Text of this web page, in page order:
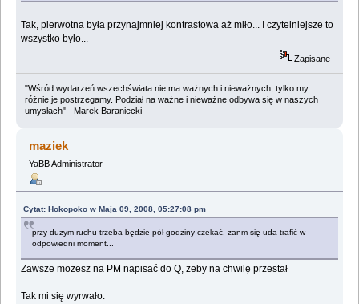
Tak, pierwotna była przynajmniej kontrastowa aż miło... I czytelniejsze to
wszystko było...
Zapisane
"Wśród wydarzeń wszechświata nie ma ważnych i nieważnych, tylko my
różnie je postrzegamy. Podział na ważne i nieważne odbywa się w naszych
umysłach" - Marek Baraniecki
maziek
YaBB Administrator
Cytat: Hokopoko w Maja 09, 2008, 05:27:08 pm
przy duzym ruchu trzeba będzie pół godziny czekać, zanm się uda trafić w
odpowiedni moment...
Zawsze możesz na PM napisać do Q, żeby na chwilę przestał
Tak mi się wyrwało.